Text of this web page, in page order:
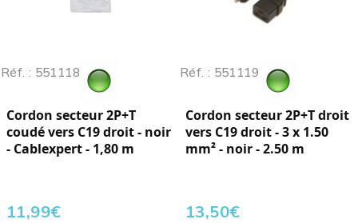
Réf. : 551118
Cordon secteur 2P+T
coudé vers C19 droit - noir
- Cablexpert - 1,80 m
11,99€
Réf. : 551119
Cordon secteur 2P+T droit
vers C19 droit - 3 x 1.50
mm² - noir - 2.50 m
13,50€